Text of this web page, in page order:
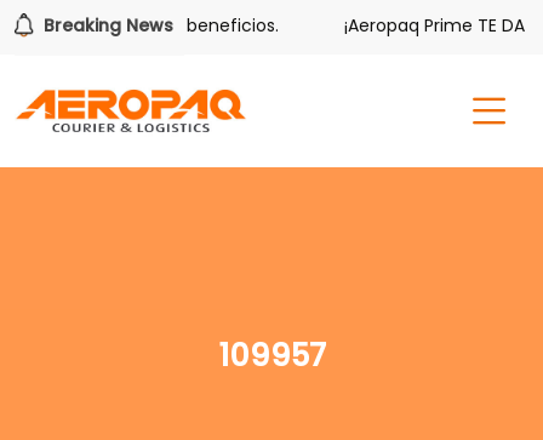
Breaking News
también tiene sus beneficios. ¡Aeropaq Prime TE DA
109957